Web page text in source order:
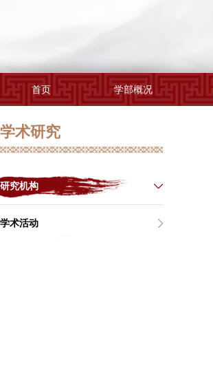
首页 学部概况
学术研究
研究机构
学术活动